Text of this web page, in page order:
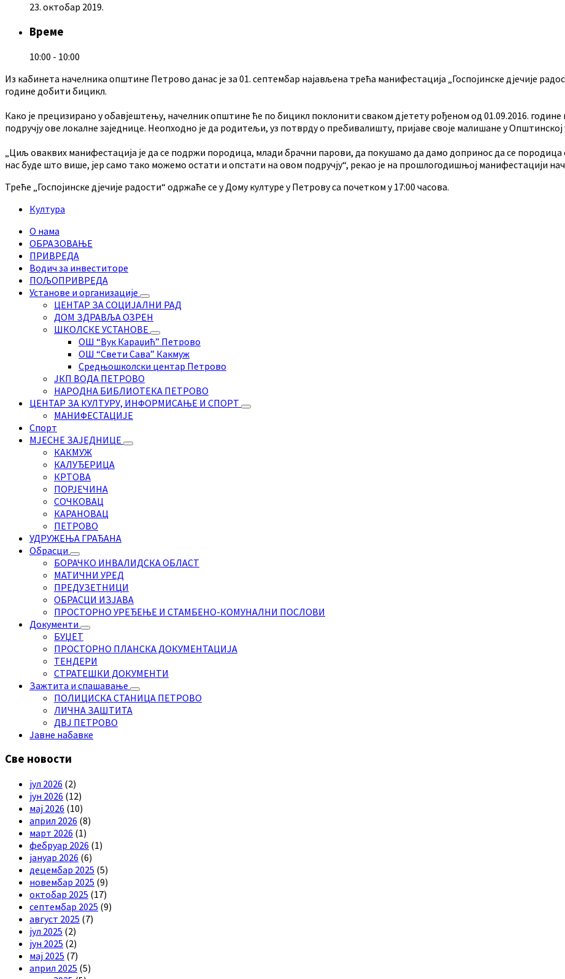
23. октобар 2019.
Време
10:00 - 10:00
Из кабинета начелника општине Петрово данас је за 01. септембар најављена трећа манифестација „Госпојинске дјечије
године добити бицикл.
Како је прецизирано у обавјештењу, начелник општине ће по бицикл поклонити сваком дјетету рођеном од 01.09.2016.
подручју ове локалне заједнице. Неопходно је да родитељи, уз потврду о пребивалишту, пријаве своје малишане у Општинској
„Циљ оваквих манифестација је да се подржи породица, млади брачни парови, да покушамо да дамо допринос да се
нас буде што више, јер само тако можемо остати и опстати на овом подручју“, рекао је на прошлогодишњој манифестацији
Треће „Госпојинске дјечије радости“ одржаће се у Дому културе у Петрову са почетком у 17:00 часова.
Култура
О нама
ОБРАЗОВАЊЕ
ПРИВРЕДА
Водич за инвеститоре
ПОЉОПРИВРЕДА
Установе и организације
ЦЕНТАР ЗА СОЦИЈАЛНИ РАД
ДОМ ЗДРАВЉА ОЗРЕН
ШКОЛСКЕ УСТАНОВЕ
ОШ “Вук Караџић” Петрово
ОШ “Свети Сава” Какмуж
Средњошколски центар Петрово
ЈКП ВОДА ПЕТРОВО
НАРОДНА БИБЛИОТЕКА ПЕТРОВО
ЦЕНТАР ЗА КУЛТУРУ, ИНФОРМИСАЊЕ И СПОРТ
МАНИФЕСТАЦИЈЕ
Спорт
МЈЕСНЕ ЗАЈЕДНИЦЕ
КАКМУЖ
КАЛУЂЕРИЦА
КРТОВА
ПОРЈЕЧИНА
СОЧКОВАЦ
КАРАНОВАЦ
ПЕТРОВО
УДРУЖЕЊА ГРАЂАНА
Обрасци
БОРАЧКО ИНВАЛИДСКА ОБЛАСТ
МАТИЧНИ УРЕД
ПРЕДУЗЕТНИЦИ
ОБРАСЦИ ИЗЈАВА
ПРОСТОРНО УРЕЂЕЊЕ И СТАМБЕНО-КОМУНАЛНИ ПОСЛОВИ
Документи
БУЏЕТ
ПРОСТОРНО ПЛАНСКА ДОКУМЕНТАЦИЈА
ТЕНДЕРИ
СТРАТЕШКИ ДОКУМЕНТИ
Зажтита и спашавање
ПОЛИЦИСКА СТАНИЦА ПЕТРОВО
ЛИЧНА ЗАШТИТА
ДВЈ ПЕТРОВО
Јавне набавке
Све новости
јул 2026 (2)
јун 2026 (12)
мај 2026 (10)
април 2026 (8)
март 2026 (1)
фебруар 2026 (1)
јануар 2026 (6)
децембар 2025 (5)
новембар 2025 (9)
октобар 2025 (17)
септембар 2025 (9)
август 2025 (7)
јул 2025 (2)
јун 2025 (2)
мај 2025 (7)
април 2025 (5)